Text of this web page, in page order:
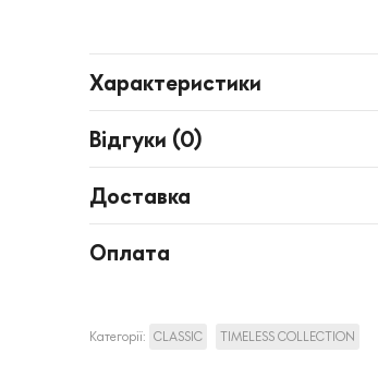
Характеристики
Відгуки (0)
Доставка
Оплата
Категорії: CLASSIC TIMELESS COLLECTION